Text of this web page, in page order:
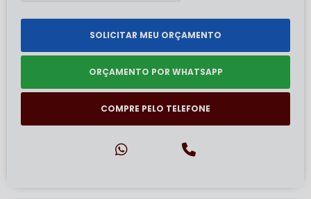
SOLICITAR MEU ORÇAMENTO
ORÇAMENTO POR WHATSAPP
COMPRE PELO TELEFONE